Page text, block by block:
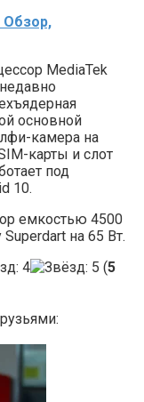
Обзор,
MediaTek
основной
камера на
карты и слот
под
10.
емкостью 4500
на 65 Вт.
(5